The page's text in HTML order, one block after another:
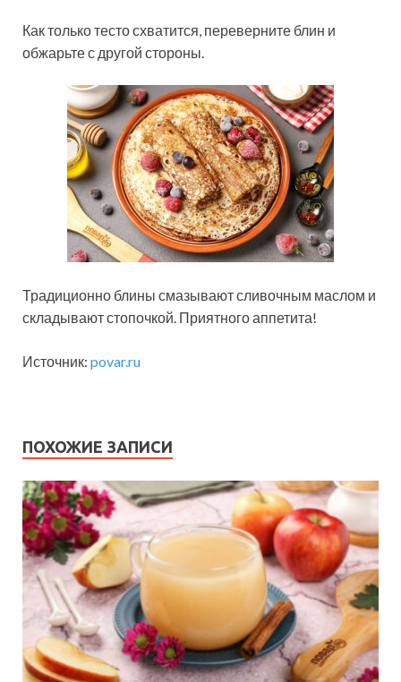
Как только тесто схватится, переверните блин и
обжарьте с другой стороны.
Традиционно блины смазывают сливочным маслом и
складывают стопочкой. Приятного аппетита!
Источник: povar.ru
ПОХОЖИЕ ЗАПИСИ